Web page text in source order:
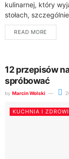
kulinarnej, który
stołach,
ze swoich
warzywa...
READ MORE
12 przepisów
spróbować
by Marcin Wolski
KUCHNIA I